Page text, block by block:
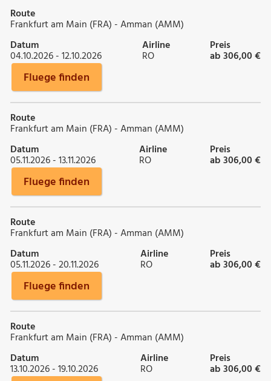
Route
Frankfurt am Main (FRA) - Amman (AMM)
Datum
04.10.2026 - 12.10.2026
Airline
RO
Preis
ab 306,00 €
Fluege finden
Route
Frankfurt am Main (FRA) - Amman (AMM)
Datum
05.11.2026 - 13.11.2026
Airline
RO
Preis
ab 306,00 €
Fluege finden
Route
Frankfurt am Main (FRA) - Amman (AMM)
Datum
05.11.2026 - 20.11.2026
Airline
RO
Preis
ab 306,00 €
Fluege finden
Route
Frankfurt am Main (FRA) - Amman (AMM)
Datum
13.10.2026 - 19.10.2026
Airline
RO
Preis
ab 306,00 €